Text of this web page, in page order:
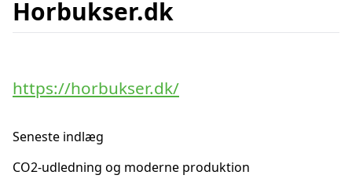
Horbukser.dk
https://horbukser.dk/
Seneste indlæg
CO2-udledning og moderne produktion